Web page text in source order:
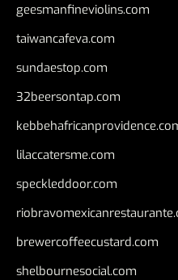
geesmanfineviolins.com
taiwancafeva.com
sundaestop.com
32beersontap.com
lilaccatersme.com
speckleddoor.com
brewercoffeecustard.com
shelbournesocial.com